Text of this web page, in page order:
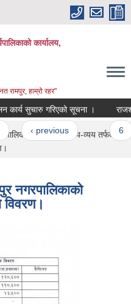
कार्यालय,
हाम्रो रहर"
सुचारु गरिएको सूचना ।
‹ previous … 6
अनुमानित आय-व्यय तर्फको
नगरपालिकाको